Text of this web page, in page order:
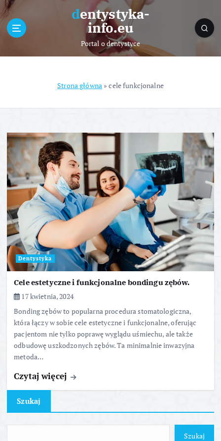
t
dentystyka-
info.eu
Portal o dentystyce
Strona główna »cele funkcjonalne
Dentystyka
Cele estetyczne i funkcjonalne bondingu zębów.
17 kwietnia, 2024
Bonding zębów to popularna procedura stomatologiczna,
która łączy w sobie cele estetyczne i funkcjonalne, oferując
pacjentom nie tylko poprawę wyglądu uśmiechu, ale także
odbudowę uszkodzonych zębów. Ta minimalnie inwazyjna
metoda…
Czytaj więcej
Szukaj
Szukaj